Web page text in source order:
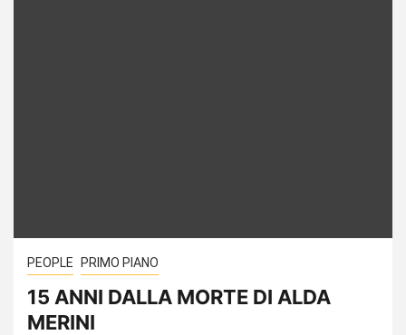
PEOPLE PRIMO PIANO
15 ANNI DALLA MORTE DI ALDA
MERINI